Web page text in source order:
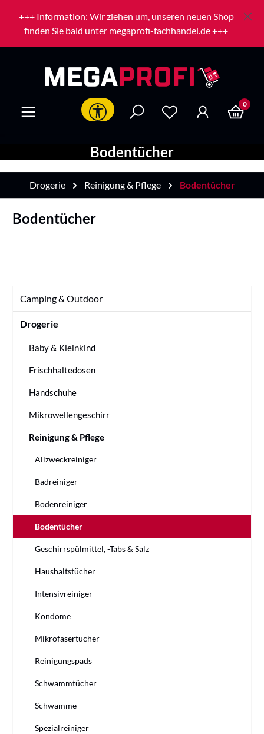
Zum Hauptinhalt springen
+++ Information: Wir ziehen um, unseren neuen Shop
finden Sie bald unter megaprofi-fachhandel.de +++
Werkzeugleiste anzeigen 0
Bodentücher
Drogerie Reinigung & Pflege Bodentücher
Bodentücher
Camping & Outdoor
Drogerie
Baby & Kleinkind
Frischhaltedosen
Handschuhe
Mikrowellengeschirr
Reinigung & Pflege
Allzweckreiniger
Badreiniger
Bodenreiniger
Bodentücher
Geschirrspülmittel, -Tabs & Salz
Haushaltstücher
Intensivreiniger
Kondome
Mikrofasertücher
Reinigungspads
Schwammtücher
Schwämme
Spezialreiniger